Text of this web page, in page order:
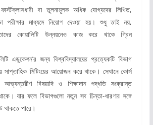
বা তুলনামূলক অধিক যোগ্যদের লিখিত,
পরীক্ষার মাধ্যমে নিয়োগ দেওয়া হয়। শুধু তাই নয়,
কোয়ালিটি উন্নয়নেও কাজ করে থাকে গ্রিন
এডুকেশন’র জন্য বিশ্ববিদ্যালয়ের প্রত্যেকটি বিভাগ
সাপ্তাহিক মিটিংয়ের আয়োজন করে থাকে। সেখানে কোর্স
আভ্যন্তরীণ বিষয়াদি ও শিক্ষাদান পদ্ধতি সংক্রান্ত
যার ফলে বিভাগগুলো নতুন সব চিন্তা-ধারণার সঙ্গে
পারে।